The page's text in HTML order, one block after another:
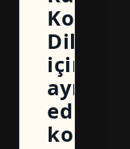
Kontrol
Dilekçesi
için
ayırt
edici
kontrol